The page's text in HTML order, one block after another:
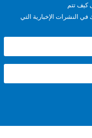
الإخبارية التي